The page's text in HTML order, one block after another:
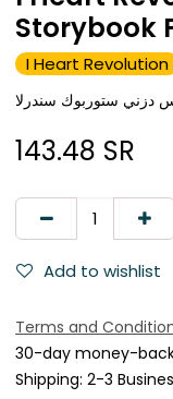
Storybook
I Heart Revolution
دزني ستوربوك سندرلا
143.48 SR
Add to wishlist
Terms and
30-day money-
Shipping: 2-3